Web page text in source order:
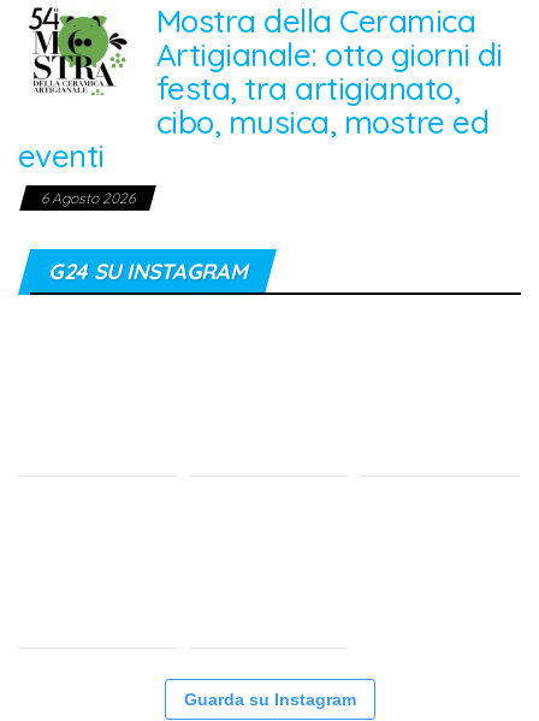
Mostra della Ceramica
Artigianale: otto giorni di
festa, tra artigianato,
cibo, musica, mostre ed
eventi
6 Agosto 2026
G24 SU INSTAGRAM
Guarda su Instagram